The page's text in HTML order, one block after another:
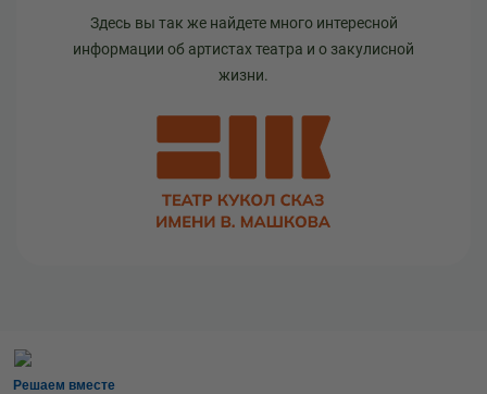
Здесь вы так же найдете много интересной
информации об артистах театра и о закулисной
жизни.
Решаем вместе